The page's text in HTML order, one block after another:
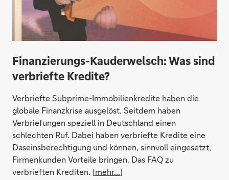
Finanzierungs-Kauderwelsch: Was sind
verbriefte Kredite?
Verbriefte Subprime-Immobilienkredite haben die
globale Finanzkrise ausgelöst. Seitdem haben
Verbriefungen speziell in Deutschland einen
schlechten Ruf. Dabei haben verbriefte Kredite eine
Daseinsberechtigung und können, sinnvoll eingesetzt,
Firmenkunden Vorteile bringen. Das FAQ zu
verbrieften Krediten. [mehr...]